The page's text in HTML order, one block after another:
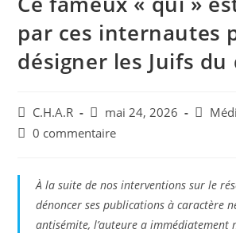
par ces internautes
désigner les Juifs du
C.H.A.R mai 24, 2026
0 commentaire
À la suite de nos interventions sur le
dénoncer ses publications à caractère
antisémite, l’auteure a immédiatement